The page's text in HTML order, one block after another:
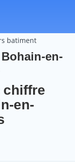
batiment
en-
chiffre
en-